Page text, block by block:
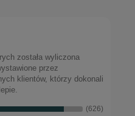
została wyliczona
przez
klientów, którzy dokonali
(626)